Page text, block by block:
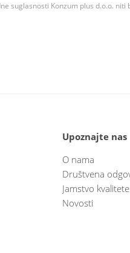
suglasnosti Konzum plus d.o.o. niti
Upoznajte nas
O nama
Društvena
Jamstvo kvalitete
Novosti